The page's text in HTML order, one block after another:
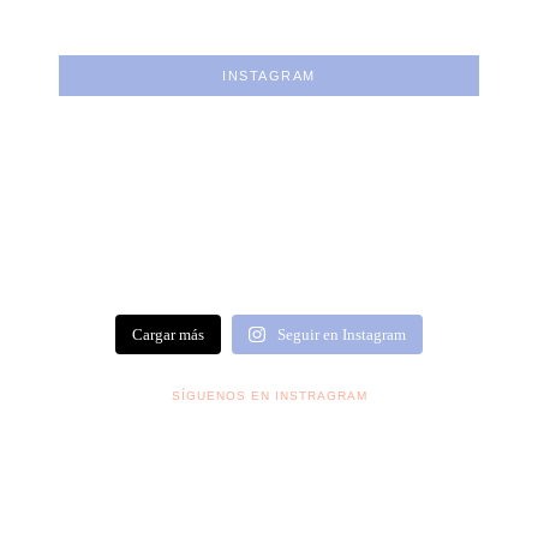
INSTAGRAM
Cargar más Seguir en Instagram
SÍGUENOS EN INSTRAGRAM